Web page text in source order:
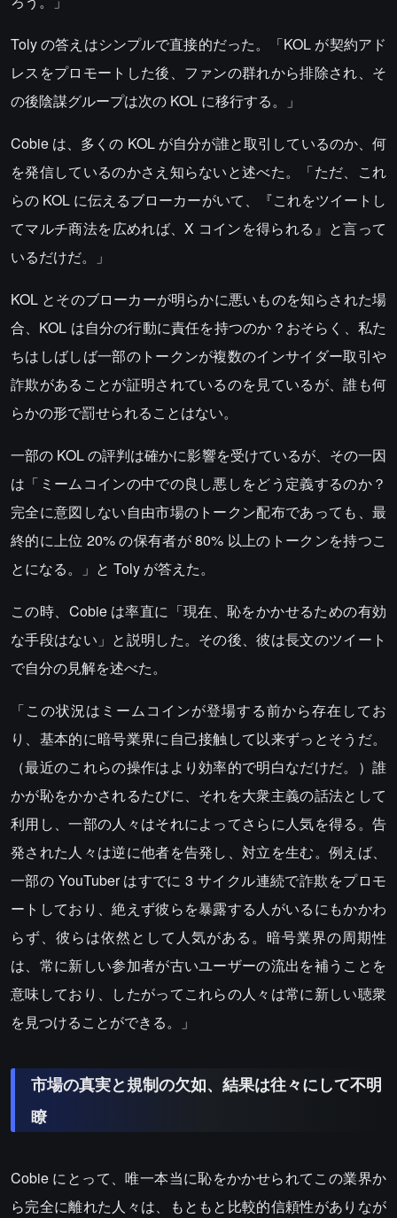
Toly の答えはシンプルで直接的だった。「KOL が契約アド
レスをプロモートした後、ファンの群れから排除され、そ
の後陰謀グループは次の KOL に移行する。」
Cobie は、多くの KOL が自分が誰と取引しているのか、何
を発信しているのかさえ知らないと述べた。「ただ、これ
らの KOL に伝えるブローカーがいて、『これをツイートし
てマルチ商法を広めれば、X コインを得られる』と言って
いるだけだ。」
KOL とそのブローカーが明らかに悪いものを知らされた場
合、KOL は自分の行動に責任を持つのか？おそらく、私た
ちはしばしば一部のトークンが複数のインサイダー取引や
詐欺があることが証明されているのを見ているが、誰も何
らかの形で罰せられることはない。
一部の KOL の評判は確かに影響を受けているが、その一因
は「ミームコインの中での良し悪しをどう定義するのか？
完全に意図しない自由市場のトークン配布であっても、最
終的に上位 20% の保有者が 80% 以上のトークンを持つこ
とになる。」と Toly が答えた。
この時、Cobie は率直に「現在、恥をかかせるための有効
な手段はない」と説明した。その後、彼は長文のツイート
で自分の見解を述べた。
「この状況はミームコインが登場する前から存在してお
り、基本的に暗号業界に自己接触して以来ずっとそうだ。
（最近のこれらの操作はより効率的で明白なだけだ。）誰
かが恥をかかされるたびに、それを大衆主義の話法として
利用し、一部の人々はそれによってさらに人気を得る。告
発された人々は逆に他者を告発し、対立を生む。例えば、
一部の YouTuber はすでに 3 サイクル連続で詐欺をプロモ
ートしており、絶えず彼らを暴露する人がいるにもかかわ
らず、彼らは依然として人気がある。暗号業界の周期性
は、常に新しい参加者が古いユーザーの流出を補うことを
意味しており、したがってこれらの人々は常に新しい聴衆
を見つけることができる。」
市場の真実と規制の欠如、結果は往々にして不明
瞭
Cobie にとって、唯一本当に恥をかかせられてこの業界か
ら完全に離れた人々は、もともと比較的信頼性がありなが